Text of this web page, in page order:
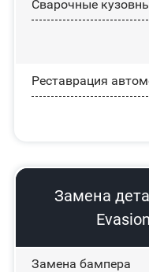
Сварочные
Реставрация
Замена
Замена бампера